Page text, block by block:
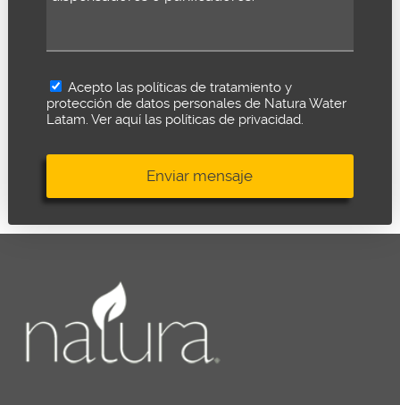
Acepto las políticas de tratamiento y
protección de datos personales de Natura Water
Latam. Ver aquí las políticas de privacidad.
Enviar mensaje